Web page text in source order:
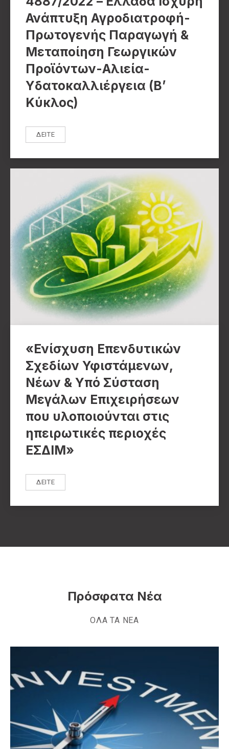
Ανάπτυξη Αγροδιατροφή-
Πρωτογενής Παραγωγή &
Μεταποίηση Γεωργικών
Προϊόντων-Αλιεία-
Υδατοκαλλιέργεια (Β’
Κύκλος)
ΔΕΊΤΕ
ΑΝΑΠΤΥΞΙΑΚΌΣ ΝΌΜΟΣ 4887/2022 – ΕΛΛΆΔΑ ΙΣΧΥΡΉ
«Ενίσχυση Επενδυτικών
Σχεδίων Υφιστάμενων,
Νέων & Υπό Σύσταση
Μεγάλων Επιχειρήσεων
που υλοποιούνται στις
ηπειρωτικές περιοχές
ΕΣΔΙΜ»
ΔΕΊΤΕ
«ΕΝΊΣΧΥΣΗ ΕΠΕΝΔΥΤΙΚΏΝ ΣΧΕΔΊΩΝ ΥΦΙΣΤΆΜΕΝΩΝ,
Πρόσφατα Νέα
ΟΛΑ ΤΑ ΝΕΑ